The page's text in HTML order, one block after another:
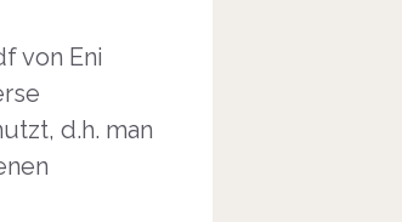
von Eni
d.h. man